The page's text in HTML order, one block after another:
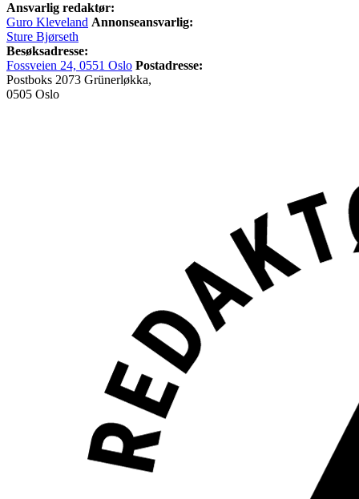
Ansvarlig redaktør:
Guro Kleveland Annonseansvarlig:
Sture Bjørseth
Besøksadresse:
Fossveien 24, 0551 Oslo Postadresse:
Postboks 2073 Grünerløkka,
0505 Oslo